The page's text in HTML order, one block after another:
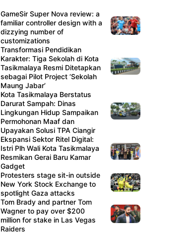
GameSir Super Nova review: a
familiar controller design with a
dizzying number of
customizations
Transformasi Pendidikan
Karakter: Tiga Sekolah di Kota
Tasikmalaya Resmi Ditetapkan
sebagai Pilot Project ‘Sekolah
Maung Jabar’
Kota Tasikmalaya Berstatus
Darurat Sampah: Dinas
Lingkungan Hidup Sampaikan
Permohonan Maaf dan
Upayakan Solusi TPA Ciangir
Ekspansi Sektor Ritel Digital:
Istri Plh Wali Kota Tasikmalaya
Resmikan Gerai Baru Kamar
Gadget
Protesters stage sit-in outside
New York Stock Exchange to
spotlight Gaza attacks
Tom Brady and partner Tom
Wagner to pay over $200
million for stake in Las Vegas
Raiders